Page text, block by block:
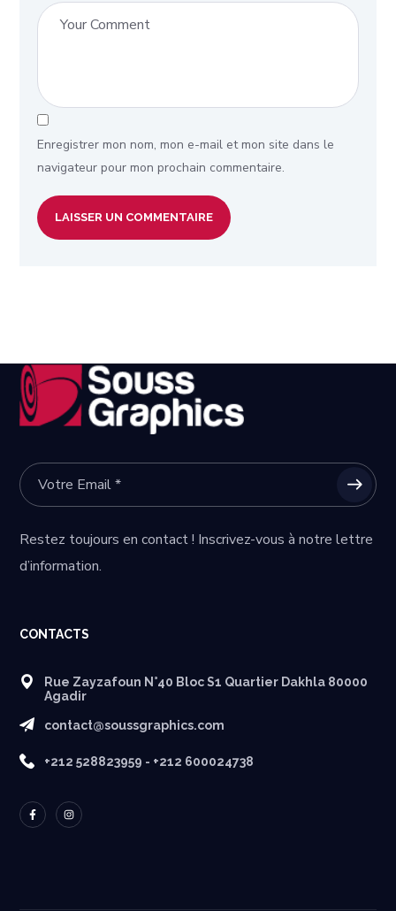
Enregistrer mon nom, mon e-mail et mon site dans le
navigateur pour mon prochain commentaire.
Restez toujours en contact ! Inscrivez-vous à notre lettre
d’information.
CONTACTS
Rue Zayzafoun N°40 Bloc S1 Quartier Dakhla 80000
Agadir
contact@soussgraphics.com
+212 528823959 - +212 600024738